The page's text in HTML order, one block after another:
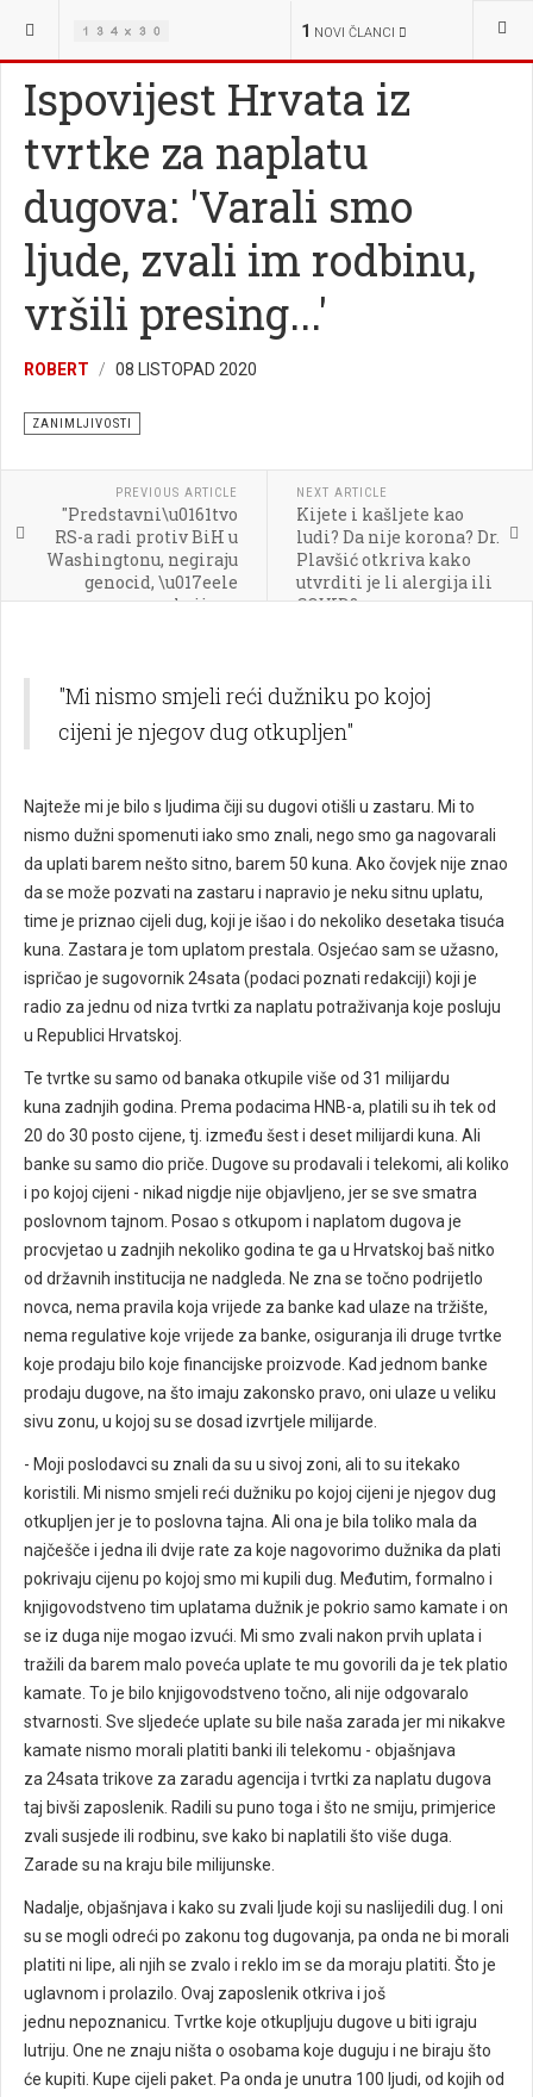
1 NOVI ČLANCI
NALAZITE SE OVDJE: ZANIMLJIVOSTI
Ispovijest Hrvata iz
tvrtke za naplatu
dugova: 'Varali smo
ljude, zvali im rodbinu,
vršili presing...'
ROBERT 08 LISTOPAD 2020
ZANIMLJIVOSTI
PREVIOUS ARTICLE
"Predstavni\u0161tvo
RS-a radi protiv BiH u
Washingtonu, negiraju
genocid, \u017eele
sankcije za
NEXT ARTICLE
Kijete i kašljete kao
ludi? Da nije korona? Dr.
Plavšić otkriva kako
utvrditi je li alergija ili
COVID?
"Mi nismo smjeli reći dužniku po kojoj
cijeni je njegov dug otkupljen"
Najteže mi je bilo s ljudima čiji su dugovi otišli u zastaru. Mi to
nismo dužni spomenuti iako smo znali, nego smo ga nagovarali
da uplati barem nešto sitno, barem 50 kuna. Ako čovjek nije znao
da se može pozvati na zastaru i napravio je neku sitnu uplatu,
time je priznao cijeli dug, koji je išao i do nekoliko desetaka tisuća
kuna. Zastara je tom uplatom prestala. Osjećao sam se užasno,
ispričao je sugovornik 24sata (podaci poznati redakciji) koji je
radio za jednu od niza tvrtki za naplatu potraživanja koje posluju
u Republici Hrvatskoj.
Te tvrtke su samo od banaka otkupile više od 31 milijardu
kuna zadnjih godina. Prema podacima HNB-a, platili su ih tek od
20 do 30 posto cijene, tj. između šest i deset milijardi kuna. Ali
banke su samo dio priče. Dugove su prodavali i telekomi, ali koliko
i po kojoj cijeni - nikad nigdje nije objavljeno, jer se sve smatra
poslovnom tajnom. Posao s otkupom i naplatom dugova je
procvjetao u zadnjih nekoliko godina te ga u Hrvatskoj baš nitko
od državnih institucija ne nadgleda. Ne zna se točno podrijetlo
novca, nema pravila koja vrijede za banke kad ulaze na tržište,
nema regulative koje vrijede za banke, osiguranja ili druge tvrtke
koje prodaju bilo koje financijske proizvode. Kad jednom banke
prodaju dugove, na što imaju zakonsko pravo, oni ulaze u veliku
sivu zonu, u kojoj su se dosad izvrtjele milijarde.
- Moji poslodavci su znali da su u sivoj zoni, ali to su itekako
koristili. Mi nismo smjeli reći dužniku po kojoj cijeni je njegov dug
otkupljen jer je to poslovna tajna. Ali ona je bila toliko mala da
najčešče i jedna ili dvije rate za koje nagovorimo dužnika da plati
pokrivaju cijenu po kojoj smo mi kupili dug. Međutim, formalno i
knjigovodstveno tim uplatama dužnik je pokrio samo kamate i on
se iz duga nije mogao izvući. Mi smo zvali nakon prvih uplata i
tražili da barem malo poveća uplate te mu govorili da je tek platio
kamate. To je bilo knjigovodstveno točno, ali nije odgovaralo
stvarnosti. Sve sljedeće uplate su bile naša zarada jer mi nikakve
kamate nismo morali platiti banki ili telekomu - objašnjava
za 24sata trikove za zaradu agencija i tvrtki za naplatu dugova
taj bivši zaposlenik. Radili su puno toga i što ne smiju, primjerice
zvali susjede ili rodbinu, sve kako bi naplatili što više duga.
Zarade su na kraju bile milijunske.
Nadalje, objašnjava i kako su zvali ljude koji su naslijedili dug. I oni
su se mogli odreći po zakonu tog dugovanja, pa onda ne bi morali
platiti ni lipe, ali njih se zvalo i reklo im se da moraju platiti. Što je
uglavnom i prolazilo. Ovaj zaposlenik otkriva i još
jednu nepoznanicu. Tvrtke koje otkupljuju dugove u biti igraju
lutriju. One ne znaju ništa o osobama koje duguju i ne biraju što
će kupiti. Kupe cijeli paket. Pa onda je unutra 100 ljudi, od kojih od